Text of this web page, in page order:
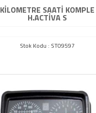
KİLOMETRE SAATİ KOMPLE
H.ACTİVA S
Stok Kodu : ST09597